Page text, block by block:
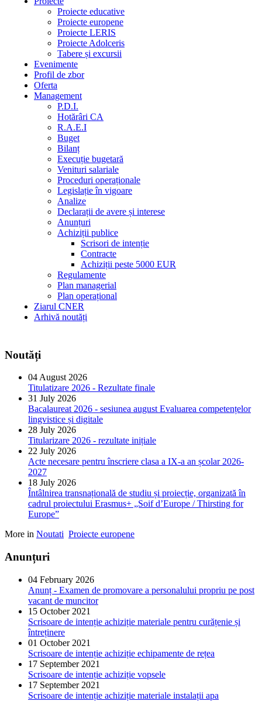
Proiecte educative
Proiecte europene
Proiecte LERIS
Proiecte Adolceris
Tabere și excursii
Evenimente
Profil de zbor
Oferta
Management
P.D.I.
Hotărâri CA
R.A.E.I
Buget
Bilanț
Execuție bugetară
Venituri salariale
Proceduri operaționale
Legislație în vigoare
Analize
Declarații de avere și interese
Anunțuri
Achiziții publice
Scrisori de intenție
Contracte
Achiziții peste 5000 EUR
Regulamente
Plan managerial
Plan operațional
Ziarul CNER
Arhivă noutăți
Noutăți
04 August 2026
Titulatizare 2026 - Rezultate finale
31 July 2026
Bacalaureat 2026 - sesiunea august Evaluarea competențelor
lingvistice și digitale
28 July 2026
Titularizare 2026 - rezultate inițiale
22 July 2026
Acte necesare pentru înscriere clasa a IX-a an școlar 2026-
2027
18 July 2026
Întâlnirea transnațională de studiu și proiecție, organizată în
cadrul proiectului Erasmus+ „Soif d’Europe / Thirsting for
Europe”
More in Noutati Proiecte europene
Anunțuri
04 February 2026
Anunț - Examen de promovare a personalului propriu pe post
vacant de muncitor
15 October 2021
Scrisoare de intenție achiziție materiale pentru curățenie și
întreținere
01 October 2021
Scrisoare de intenție achiziție echipamente de rețea
17 September 2021
Scrisoare de intenție achiziție vopsele
17 September 2021
Scrisoare de intenție achiziție materiale instalații apa